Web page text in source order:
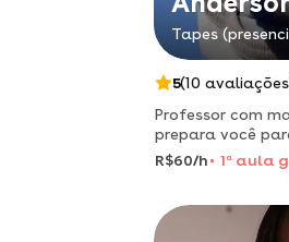
Tapes
5(10
Professor com
prepara você
nas redações do
R$60/h 1 a aula